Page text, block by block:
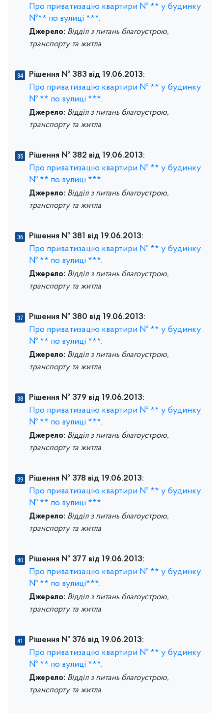
Про приватизацію квартири № ** у будинку
№** по вулиці ***.
Джерело: Відділ з питань благоустрою,
транспорту та житла
Рішення № 383 від 19.06.2013:
Про приватизацію квартири № ** у будинку
№ ** по вулиці ***.
Джерело: Відділ з питань благоустрою,
транспорту та житла
Рішення № 382 від 19.06.2013:
Про приватизацію квартири № ** у будинку
№ ** по вулиці ***.
Джерело: Відділ з питань благоустрою,
транспорту та житла
Рішення № 381 від 19.06.2013:
Про приватизацію квартири № ** у будинку
№ ** по вулиці ***.
Джерело: Відділ з питань благоустрою,
транспорту та житла
Рішення № 380 від 19.06.2013:
Про приватизацію квартири № ** у будинку
№ ** по вулиці ***.
Джерело: Відділ з питань благоустрою,
транспорту та житла
Рішення № 379 від 19.06.2013:
Про приватизацію квартири № ** у будинку
№ ** по вулиці ***.
Джерело: Відділ з питань благоустрою,
транспорту та житла
Рішення № 378 від 19.06.2013:
Про приватизацію квартири № ** у будинку
№ ** по вулиці ***.
Джерело: Відділ з питань благоустрою,
транспорту та житла
Рішення № 377 від 19.06.2013:
Про приватизацію квартири № ** у будинку
№ ** по вулиці***.
Джерело: Відділ з питань благоустрою,
транспорту та житла
Рішення № 376 від 19.06.2013:
Про приватизацію квартири № ** у будинку
№ ** по вулиці ***.
Джерело: Відділ з питань благоустрою,
транспорту та житла